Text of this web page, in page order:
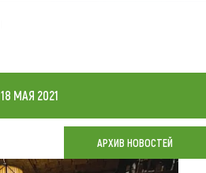
18 МАЯ 2021
АРХИВ НОВОСТЕЙ